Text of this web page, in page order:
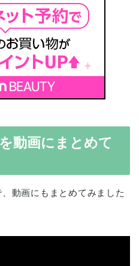
動画にまとめて
動画にもまとめてみました